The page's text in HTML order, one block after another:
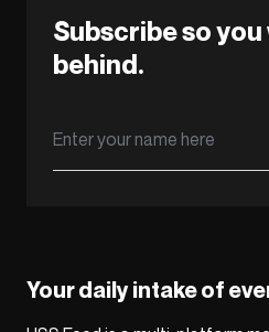
Subscribe so
behind.
Your daily intake of